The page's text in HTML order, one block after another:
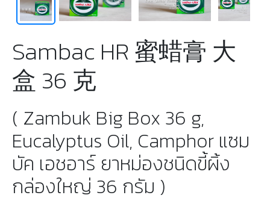
Sambac HR 蜜蜡膏 大
盒 36 克
( Zambuk Big Box 36 g,
Eucalyptus Oil, Camphor แซม
บัค เอชอาร์ ยาหม่องชนิดขี้ผิ้ง
กล่องใหญ่ 36 กรัม )